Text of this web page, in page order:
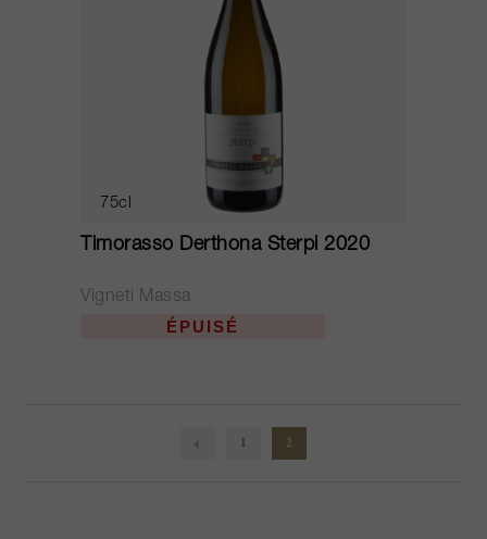
75cl
Timorasso Derthona Sterpi 2020
Vigneti Massa
ÉPUISÉ
2